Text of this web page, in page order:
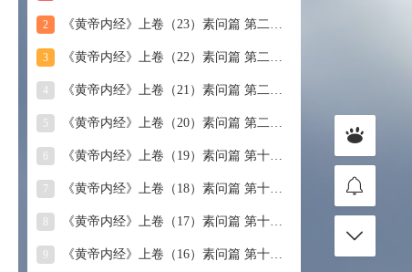
2 《黄帝内经》上卷（23）素问篇 第二十三篇 宣明五气
3 《黄帝内经》上卷（22）素问篇 第二十二篇 藏气法时论
4 《黄帝内经》上卷（21）素问篇 第二十一篇 经脉别论
5 《黄帝内经》上卷（20）素问篇 第二十篇 三部九候论
6 《黄帝内经》上卷（19）素问篇 第十九篇 玉机真藏论
7 《黄帝内经》上卷（18）素问篇 第十八篇 平人气象论
《黄帝内经》上卷（17）素问篇 第十七篇 脉要精微论
9 《黄帝内经》上卷（16）素问篇 第十六篇 诊要经终论